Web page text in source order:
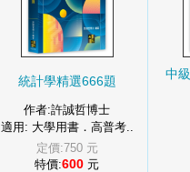
統計學精選666題
作者:許誠哲博士
適用: 大學用書．高普考..
定價:750 元
特價:600 元
中